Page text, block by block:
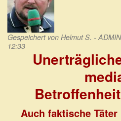
Gespeichert von Helmut S. - ADMIN
12:33
Auch faktische